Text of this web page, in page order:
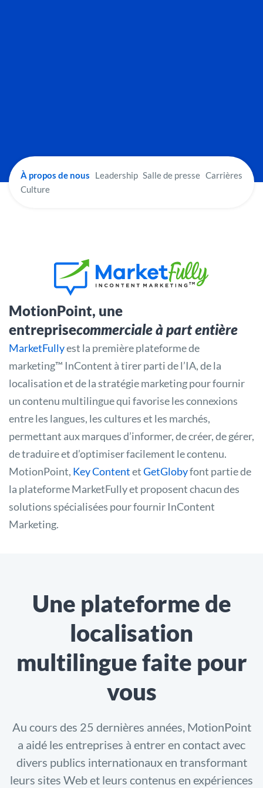
À propos de nous Leadership Salle de presse Carrières
Culture
MotionPoint, une
entreprisecommerciale à part entière
MarketFullyest la première plateforme de
marketing™ InContent à tirer parti de l’IA, de la
localisation et de la stratégie marketing pour fournir
un contenu multilingue qui favorise les connexions
entre les langues, les cultures et les marchés,
permettant aux marques d’informer, de créer, de gérer,
de traduire et d’optimiser facilement le contenu.
MotionPoint, Key ContentetGetGlobyfont partie de
la plateforme MarketFully et proposent chacun des
solutions spécialisées pour fournir InContent
Marketing.
Une plateforme de
localisation
multilingue faite pour
vous
Au cours des 25 dernières années, MotionPoint
a aidé les entreprises à entrer en contact avec
divers publics internationaux en transformant
leurs sites Web et leurs contenus en expériences